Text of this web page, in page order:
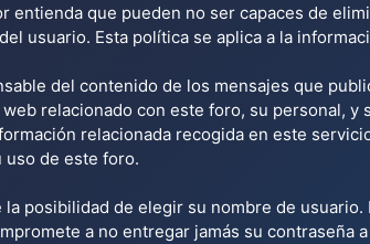
entienda que pueden no ser capaces de
usuario. Esta política se aplica a la
del contenido de los mensajes que
relacionado con este foro, su personal,
relacionada recogida en este
uso de este foro.
posibilidad de elegir su nombre de
a no entregar jamás su contraseña